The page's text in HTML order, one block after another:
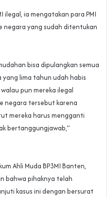
ilegal, ia mengatakan para PMI
negara yang sudah ditentukan
bisa dipulangkan semua
lima tahun udah habis
pun mereka ilegal
negara tersebut karena
mereka harus mengganti
bertanggungjawab,”
Ahli Muda BP3MI Banten,
bahwa pihaknya telah
kasus ini dengan bersurat